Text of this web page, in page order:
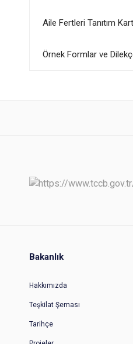
Aile Fertleri Tanıtım
Örnek Formlar ve
Bakanlık
Hakkımızda
Teşkilat Şeması
Tarihçe